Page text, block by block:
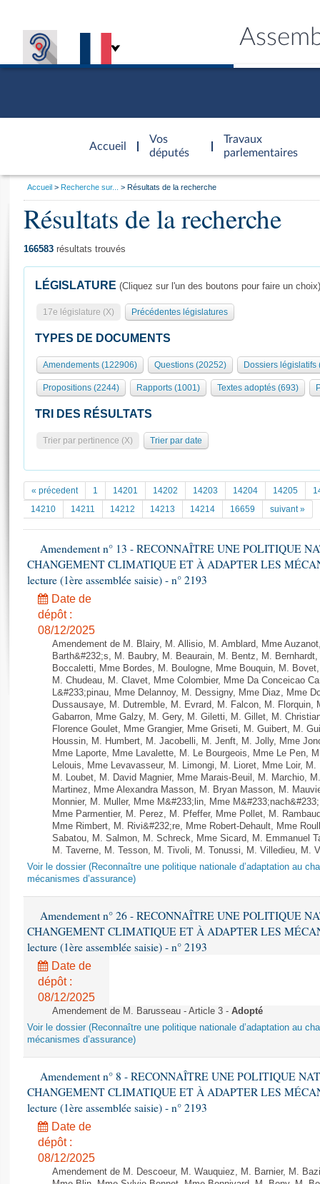
Accueil
d'accueil
Vos
députés
Travaux
parlementaires
Présidence
577 députés
Groupes politiques
Séance publique
Commissions et autres organes
Europe et International
Pétitions
Documents parlementaires
Projets de loi
Propositions de loi
Amendements
Textes adoptés
Rapports d'information
Rapports d'enquête
Rapports législatifs
Rapports sur l'application des lois
Baromètre de l’application des lois
Dossiers législatifs
Budget et sécurité sociale
Questions écrites et orales
Comptes rendus des débats
Général
Rôle et pouvoirs de l'Assemblée
Organisation de l'Assemblée
Présidence Conférence des Présidents Bureau Collège des
Statistiques et chiffres clés
Documents de référence
( Constitution | Règlement de l'Assemblée ... )
Histoire
Juniors
Anciennes législatures
Liens vers les sites publics
Visiter l'Assemblée
Visite virtuelle du palais Bourbon
Assister à une séance
La Bibliothèque
Les archives
Photos libres de droit
Vous
Accueil Recherche sur... Résultats de la recherche
Résultats de la recherche
166583 résultats trouvés
LÉGISLATURE (Cliquez sur l'un des boutons pour faire un choix)
17e législature (X) Précédentes législatures
TYPES DE DOCUMENTS
Amendements (122906) Questions (20252) Dossiers législatifs
Propositions (2244) Rapports (1001) Textes adoptés (693)
TRI DES RÉSULTATS
Trier par pertinence (X) Trier par date
« précedent 1 14201 14202 14203 14204 14205
14210
14211 14212 14213 14214 16659 suivant »
Amendement n° 13 - RECONNAÎTRE UNE POLITIQUE
CHANGEMENT CLIMATIQUE ET À ADAPTER LES
lecture (1ère assemblée saisie) - n° 2193
Date de
dépôt :
08/12/2025
Amendement de M. Blairy, M. Allisio, M. Amblard, Mme
Barth&#232;s, M. Baubry, M. Beaurain, M. Bentz, M.
Boccaletti, Mme Bordes, M. Boulogne, Mme Bouquin, M.
M. Chudeau, M. Clavet, Mme Colombier, Mme Da Conceicao
L&#233;pinau, Mme Delannoy, M. Dessigny, Mme Diaz, Mme
Dussausaye, M. Dutremble, M. Evrard, M. Falcon, M. Florquin,
Gabarron, Mme Galzy, M. Gery, M. Giletti, M. Gillet, M.
Florence Goulet, Mme Grangier, Mme Griseti, M. Guibert, M.
Houssin, M. Humbert, M. Jacobelli, M. Jenft, M. Jolly, Mme
Mme Laporte, Mme Lavalette, M. Le Bourgeois, Mme Le Pen,
Lelouis, Mme Levavasseur, M. Limongi, M. Lioret, Mme Loir,
M. Loubet, M. David Magnier, Mme Marais-Beuil, M. Marchio,
Martinez, Mme Alexandra Masson, M. Bryan Masson, M.
Monnier, M. Muller, Mme M&#233;lin, Mme
Mme Parmentier, M. Perez, M. Pfeffer, Mme Pollet, M.
Mme Rimbert, M. Rivi&#232;re, Mme Robert-Dehault, Mme
Sabatou, M. Salmon, M. Schreck, Mme Sicard, M. Emmanuel
M. Taverne, M. Tesson, M. Tivoli, M. Tonussi, M. Villedieu, M.
Voir le dossier (Reconnaître une politique nationale d’adaptation au
mécanismes d’assurance)
Amendement n° 26 - RECONNAÎTRE UNE POLITIQUE
CHANGEMENT CLIMATIQUE ET À ADAPTER LES
lecture (1ère assemblée saisie) - n° 2193
Date de
dépôt :
08/12/2025
Amendement de M. Barusseau - Article 3 - Adopté
Voir le dossier (Reconnaître une politique nationale d’adaptation au
mécanismes d’assurance)
Amendement n° 8 - RECONNAÎTRE UNE POLITIQUE
CHANGEMENT CLIMATIQUE ET À ADAPTER LES
lecture (1ère assemblée saisie) - n° 2193
Date de
dépôt :
08/12/2025
Amendement de M. Descoeur, M. Wauquiez, M. Barnier, M.